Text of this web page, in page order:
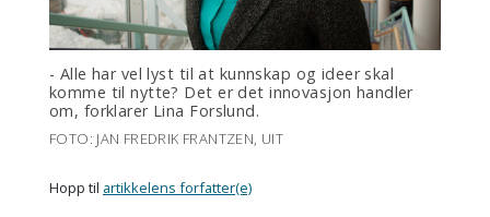
- Alle har vel lyst til at kunnskap og ideer skal
komme til nytte? Det er det innovasjon handler
om, forklarer Lina Forslund.
FOTO: JAN FREDRIK FRANTZEN, UIT
Hopp til artikkelens forfatter(e)